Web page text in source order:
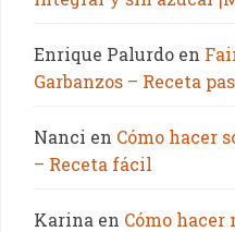
Enrique Palurdo en
Garbanzos – Receta
Nanci en Cómo hacer
– Receta fácil
Karina en Cómo hacer